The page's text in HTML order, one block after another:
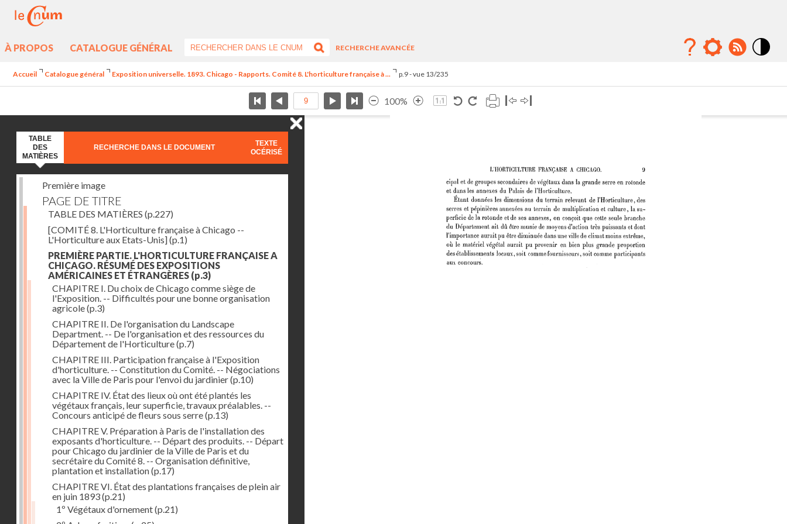
À PROPOS CATALOGUE GÉNÉRAL
RECHERCHE AVANCÉE
Accueil Catalogue général Exposition universelle. 1893. Chicago - Rapports. Comité 8. L'horticulture française à ... p.9 - vue 13/235
100%
TABLE
DES
MATIÈRES
RECHERCHE DANS LE DOCUMENT
TEXTE
OCÉRISÉ
Première image
PAGE DE TITRE
TABLE DES MATIÈRES (p.227)
[COMITÉ 8. L'Horticulture française à Chicago --
L'Horticulture aux Etats-Unis](p.1)
PREMIÈRE PARTIE. L'HORTICULTURE FRANÇAISE A
CHICAGO. RÉSUMÉ DES EXPOSITIONS
AMÉRICAINES ET ÉTRANGÈRES (p.3)
CHAPITRE I. Du choix de Chicago comme siège de
l'Exposition. -- Difficultés pour une bonne organisation
agricole(p.3)
CHAPITRE II. De l'organisation du Landscape
Department. -- De l'organisation et des ressources du
Département de l'Horticulture(p.7)
CHAPITRE III. Participation française à l'Exposition
d'horticulture. -- Constitution du Comité. -- Négociations
avec la Ville de Paris pour l'envoi du jardinier(p.10)
CHAPITRE IV. État des lieux où ont été plantés les
végétaux français, leur superficie, travaux préalables. --
Concours anticipé de fleurs sous serre(p.13)
CHAPITRE V. Préparation à Paris de l'installation des
exposants d'horticulture. -- Départ des produits. -- Départ
pour Chicago du jardinier de la Ville de Paris et du
secrétaire du Comité 8. -- Organisation définitive,
plantation et installation(p.17)
CHAPITRE VI. État des plantations françaises de plein air
en juin 1893(p.21)
1º Végétaux d'ornement(p.21)